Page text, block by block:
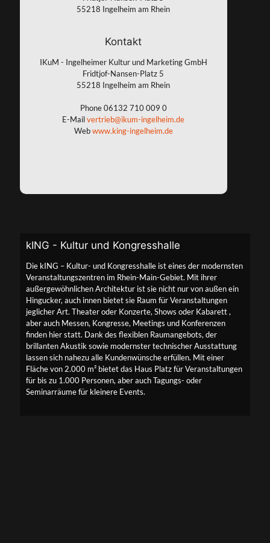
55218 Ingelheim am Rhein
Kontakt
IKuM - Ingelheimer Kultur und Marketing GmbH
Fridtjof-Nansen-Platz 5
55218 Ingelheim am Rhein
Phone06132 710 009 0
E-Mailvertrieb@ikum-ingelheim.de
Webwww.king-ingelheim.de
kING - Kultur und Kongresshalle
Die kING – Kultur- und Kongresshalle ist eines der modernsten
Veranstaltungszentren im Rhein-Main-Gebiet. Mit ihrer
außergewöhnlichen Architektur ist sie nicht nur von außen ein
Hingucker, auch innen bietet sie Raum für Veranstaltungen
jeglicher Art. Theater oder Konzerte, Shows oder Kabarett ,
aber auch Messen, Kongresse, Meetings und Konferenzen
finden hier statt. Dank des flexiblen Raumangebots, der
brillanten Akustik sowie modernster technischer Ausstattung
lassen sich nahezu alle Kundenwünsche erfüllen. Mit einer
Fläche von 2.000 m² bietet das Haus Platz für Veranstaltungen
für bis zu 1.000 Personen, aber auch Tagungs- oder
Seminarräume für kleinere Events.